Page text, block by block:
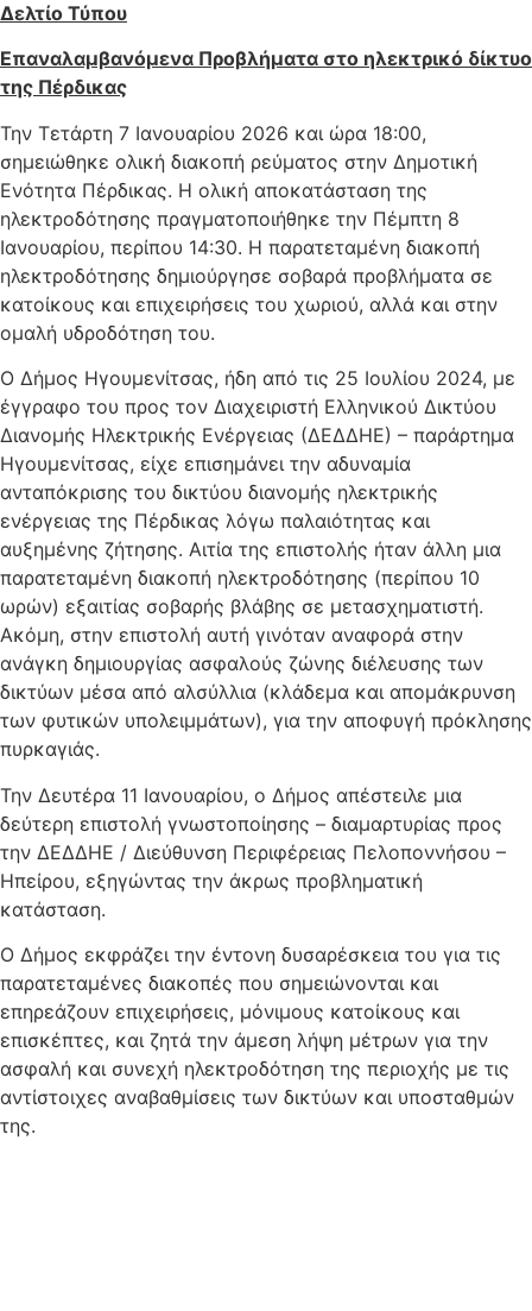
Δελτίο Τύπου
Επαναλαμβανόμενα Προβλήματα στο ηλεκτρικό δίκτυο
της Πέρδικας
Την Τετάρτη 7 Ιανουαρίου 2026 και ώρα 18:00,
σημειώθηκε ολική διακοπή ρεύματος στην Δημοτική
Ενότητα Πέρδικας. Η ολική αποκατάσταση της
ηλεκτροδότησης πραγματοποιήθηκε την Πέμπτη 8
Ιανουαρίου, περίπου 14:30. Η παρατεταμένη διακοπή
ηλεκτροδότησης δημιούργησε σοβαρά προβλήματα σε
κατοίκους και επιχειρήσεις του χωριού, αλλά και στην
ομαλή υδροδότηση του.
Ο Δήμος Ηγουμενίτσας, ήδη από τις 25 Ιουλίου 2024, με
έγγραφο του προς τον Διαχειριστή Ελληνικού Δικτύου
Διανομής Ηλεκτρικής Ενέργειας (ΔΕΔΔΗΕ) – παράρτημα
Ηγουμενίτσας, είχε επισημάνει την αδυναμία
ανταπόκρισης του δικτύου διανομής ηλεκτρικής
ενέργειας της Πέρδικας λόγω παλαιότητας και
αυξημένης ζήτησης. Αιτία της επιστολής ήταν άλλη μια
παρατεταμένη διακοπή ηλεκτροδότησης (περίπου 10
ωρών) εξαιτίας σοβαρής βλάβης σε μετασχηματιστή.
Ακόμη, στην επιστολή αυτή γινόταν αναφορά στην
ανάγκη δημιουργίας ασφαλούς ζώνης διέλευσης των
δικτύων μέσα από αλσύλλια (κλάδεμα και απομάκρυνση
των φυτικών υπολειμμάτων), για την αποφυγή πρόκλησης
πυρκαγιάς.
Την Δευτέρα 11 Ιανουαρίου, ο Δήμος απέστειλε μια
δεύτερη επιστολή γνωστοποίησης – διαμαρτυρίας προς
την ΔΕΔΔΗΕ / Διεύθυνση Περιφέρειας Πελοποννήσου –
Ηπείρου, εξηγώντας την άκρως προβληματική
κατάσταση.
Ο Δήμος εκφράζει την έντονη δυσαρέσκεια του για τις
παρατεταμένες διακοπές που σημειώνονται και
επηρεάζουν επιχειρήσεις, μόνιμους κατοίκους και
επισκέπτες, και ζητά την άμεση λήψη μέτρων για την
ασφαλή και συνεχή ηλεκτροδότηση της περιοχής με τις
αντίστοιχες αναβαθμίσεις των δικτύων και υποσταθμών
της.